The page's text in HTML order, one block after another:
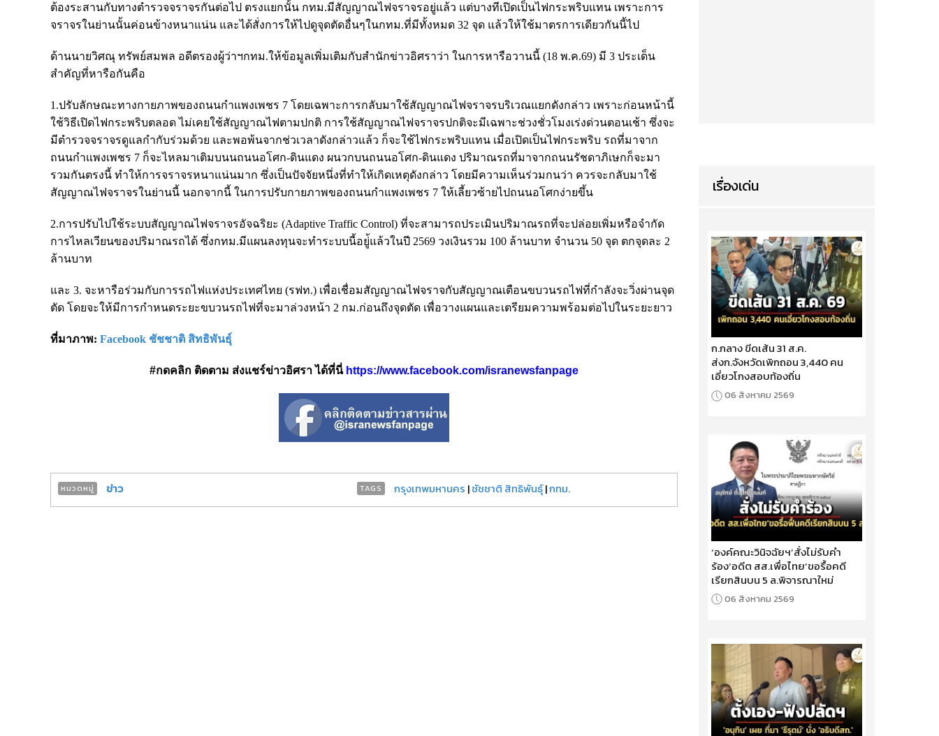
ต้องระสานกับทางตำรวจจราจรกันต่อไป ตรงแยกนั้น กทม.มีสัญญาณไฟจราจรอยู่แล้ว แต่บางทีเปิดเป็นไฟกระพริบแทน เพราะการ
จราจรในย่านนั้นค่อนข้างหนาแน่น และได้สั่งการให้ไปดูจุดตัดอื่นๆในกทม.ที่มีทั้งหมด 32 จุด แล้วให้ใช้มาตรการเดียวกันนี้ไป
ด้านนายวิศณุ ทรัพย์สมพล อดีตรองผู้ว่าฯกทม.ให้ข้อมูลเพิ่มเติมกับสำนักข่าวอิศราว่า ในการหารือวานนี้ (18 พ.ค.69) มี 3 ประเด็น
สำคัญที่หารือกันคือ
1.ปรับลักษณะทางกายภาพของถนนกำแพงเพชร 7 โดยเฉพาะการกลับมาใช้สัญญาณไฟจราจรบริเวณแยกดังกล่าว เพราะก่อนหน้านี้
ใช้วิธีเปิดไฟกระพริบตลอด ไม่เคยใช้สัญญาณไฟตามปกติ การใช้สัญญาณไฟจราจรปกติจะมีเฉพาะช่วงชั่วโมงเร่งด่วนตอนเช้า ซึ่งจะ
มีตำรวจจราจรดูแลกำกับร่วมด้วย และพอพ้นจากช่วเวลาดังกล่าวแล้ว ก็จะใช้ไฟกระพริบแทน เมื่อเปิดเป็นไฟกระพริบ รถที่มาจาก
ถนนกำแพงเพชร 7 ก็จะไหลมาเติมบนนถนนอโศก-ดินแดง ผนวกบนถนนอโศก-ดินแดง ปริมาณรถที่มาจากถนนรัชดาภิเษกก็จะมา
รวมกันตรงนี้ ทำให้การจราจรหนาแน่นมาก ซึ่งเป็นปัจจัยหนึ่งที่ทำให้เกิดเหตุดังกล่าว โดยมีความเห็นร่วมกนว่า ควรจะกลับมาใช้
สัญญาณไฟจราจรในย่านนี้ นอกจากนี้ ในการปรับกายภาพของถนนกำแพงเพชร 7 ให้เลี้ยวซ้ายไปถนนอโศกง่ายขึ้น
2.การปรับไปใช้ระบบสัญญาณไฟจราจรอัจฉริยะ (Adaptive Traffic Control) ที่จะสามารถประเมินปริมาณรถที่จะปล่อยเพิ่มหรือจำกัด
การไหลเวียนของปริมาณรถได้ ซึ่งกทม.มีแผนลงทุนจะทำระบบนี้อยู่้แล้วในปี 2569 วงเงินรวม 100 ล้านบาท จำนวน 50 จุด ตกจุดละ 2
ล้านบาท
และ 3. จะหารือร่วมกับการรถไฟแห่งประเทศไทย (รฟท.) เพื่อเชื่อมสัญญาณไฟจราจกับสัญญาณเตือนขบวนรถไฟที่กำลังจะวิ่งผ่านจุด
ตัด โดยจะให้มีการกำหนดระยะขบวนรถไฟที่จะมาล่วงหน้า 2 กม.ก่อนถึงจุดตัด เพื่อวางแผนและเตรียมความพร้อมต่อไปในระยะยาว
ที่มาภาพ: Facebook ชัชชาติ สิทธิพันธุ์
#กดคลิก ติดตาม ส่งแชร์ข่าวอิศรา ได้ที่นี่ https://www.facebook.com/isranewsfanpage
หมวดหมู่ ข่าว TAGS กรุงเทพมหานคร |ชัชชาติ สิทธิพันธุ์|กทม.
เรื่องเด่น
ก.กลาง ขีดเส้น 31 ส.ค.
ส่งก.จังหวัดเพิกถอน 3,440 คน
เอี่ยวโกงสอบท้องถิ่น
06 สิงหาคม 2569
‘องค์คณะวินิจฉัยฯ’สั่งไม่รับคำ
ร้อง‘อดีต สส.เพื่อไทย’ขอรื้อคดี
เรียกสินบน 5 ล.พิจารณาใหม่
06 สิงหาคม 2569